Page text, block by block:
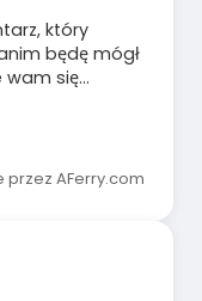
który
będę mógł
wam się
przez AFerry.com